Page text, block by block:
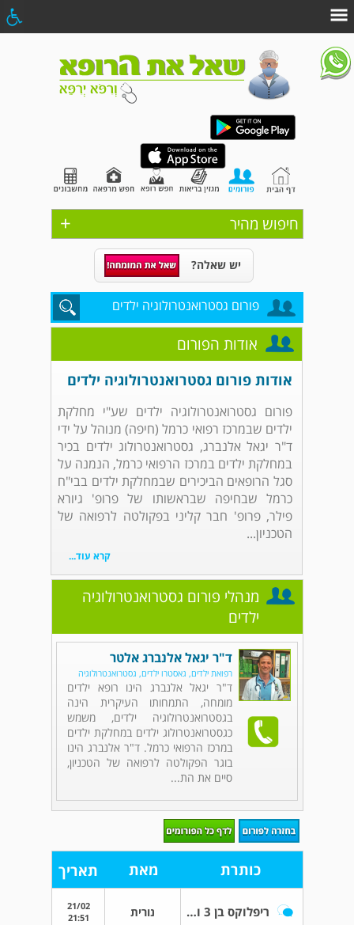
+ חיפוש מהיר
יש שאלה?
פורום גסטרואנטרולוגיה ילדים
אודות הפורום
אודות פורום גסטרואנטרולוגיה ילדים
פורום גסטרואנטרולוגיה ילדים שע"י מחלקת
ילדים שבמרכז רפואי כרמל (חיפה) מנוהל על ידי
ד"ר יגאל אלנברג, גסטרואנטרולוג ילדים בכיר
במחלקת ילדים במרכז הרפואי כרמל, הנמנה על
סגל הרופאים הביכירים שבמחלקת ילדים בבי"ח
כרמל שבחיפה שבראשותו של פרופ' גיורא
פילר, פרופ' חבר קליני בפקולטה לרפואה של
הטכניון...
קרא עוד...
מנהלי פורום גסטרואנטרולוגיה
ילדים
ד"ר יגאל אלנברג אלטר
רפואת ילדים, גאסטרו ילדים, גסטרואנטרולוגיה
ד"ר יגאל אלנברג הינו רופא ילדים
מומחה, התמחותו העיקרית הינה
בגסטרואנטרולוגיה ילדים, משמש
כגסטרואנטרולוג ילדים במחלקת ילדים
במרכז הרפואי כרמל. ד"ר אלנברג הינו
בוגר הפקולטה לרפואה של הטכניון,
סיים את הת...
כותרת מאת תאריך
ריפלוקס בן 3 וגסטרוקופיה אבחנתית נורית
21/02
21:51